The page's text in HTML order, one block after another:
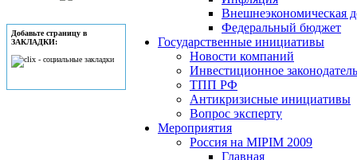
Добавьте страницу в
ЗАКЛАДКИ:
Внешнеэкономическая
Федеральный бюджет
Государственные инициативы
Новости компаний
Инвестиционное
ТПП РФ
Антикризисные инициативы
Вопрос эксперту
Мероприятия
Россия на MIPIM 2009
Главная